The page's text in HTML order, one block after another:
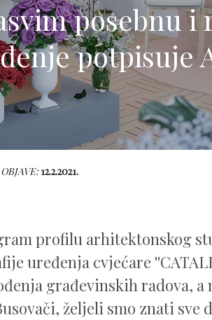
posebnu
potpisuje
12.2.2021.
profilu arhitektonskog
uređenja cvjećare
građevinskih radova, a
željeli smo znati sve